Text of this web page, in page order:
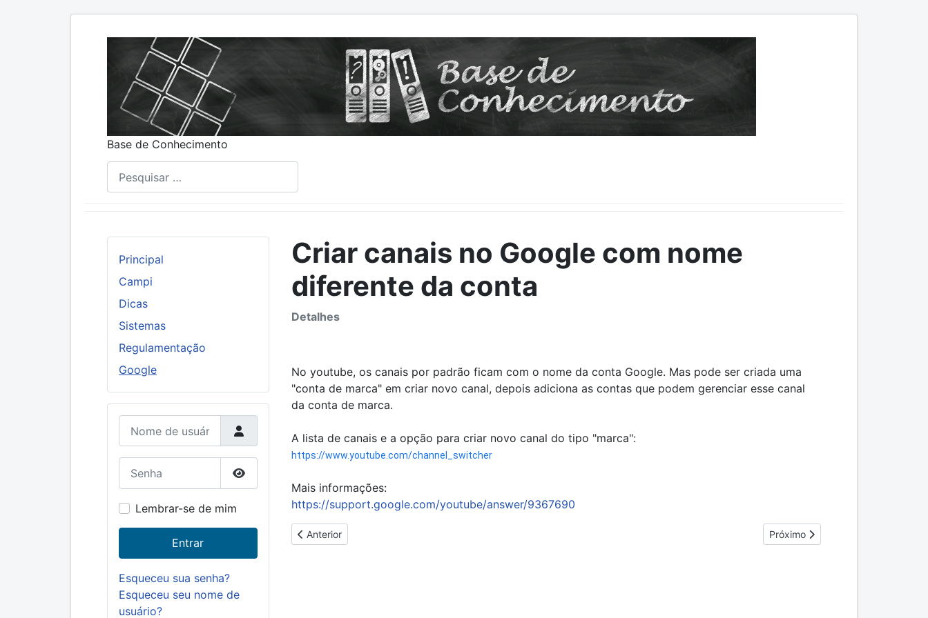
Base de Conhecimento
Principal
Campi
Dicas
Sistemas
Regulamentação
Google
Nome de usuário
Mostrar senha
Lembrar-se de mim
Entrar
Esqueceu sua senha?
Esqueceu seu nome de
usuário?
Criar canais no Google com nome
diferente da conta
Detalhes
No youtube, os canais por padrão ficam com o nome da conta Google. Mas pode ser criada uma
"conta de marca" em criar novo canal, depois adiciona as contas que podem gerenciar esse canal
da conta de marca.
A lista de canais e a opção para criar novo canal do tipo "marca":
https://www.youtube.com/channel_switcher
Mais informações:
https://support.google.com/youtube/answer/9367690
Artigo anterior: Reset Redefinir Configurações do Chrome
Anterior Próximo artigo: Grupos Google -
Próximo